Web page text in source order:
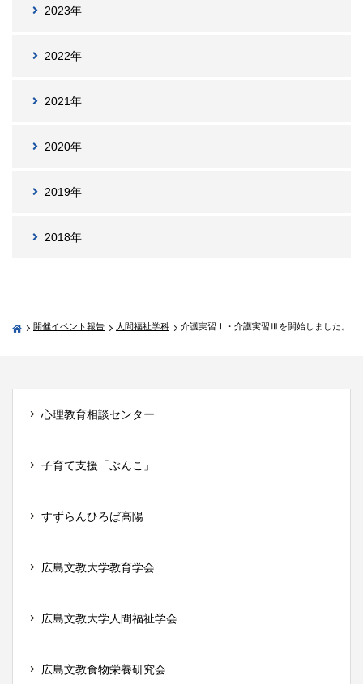
2023年
2022年
2021年
2020年
2019年
2018年
開催イベント報告 人間福祉学科 介護実習Ⅰ・介護実習Ⅲを開始しました。
心理教育相談センター
子育て支援「ぶんこ」
すずらんひろば高陽
広島文教大学教育学会
広島文教大学人間福祉学会
広島文教食物栄養研究会